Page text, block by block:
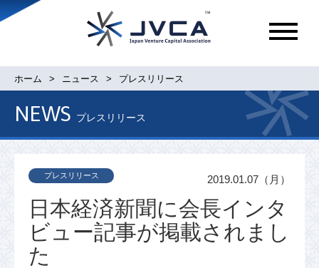
メ
ュ
ホーム ニュース プレスリリース
NEWS プレスリリース
日本経済新聞に会長インタ
ビュー記事が掲載されまし
た
プレスリリース 2019.01.07（月）